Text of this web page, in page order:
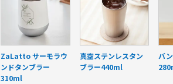
ZaLatto サーモラウ
ンドタンブラー
310ml
真空ステンレスタン
ブラー440ml
バ